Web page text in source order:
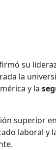
su
la
y la
superior
laboral y